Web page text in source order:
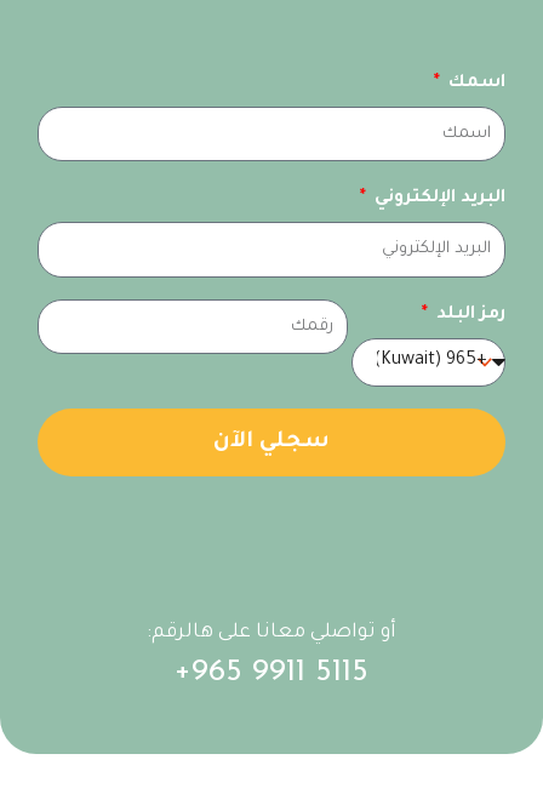
اسمك
البريد الإلكتروني
‏رمز البلد
‏سجلي الآن
:أو تواصلي معانا على هالرقم
+965 9911 5115